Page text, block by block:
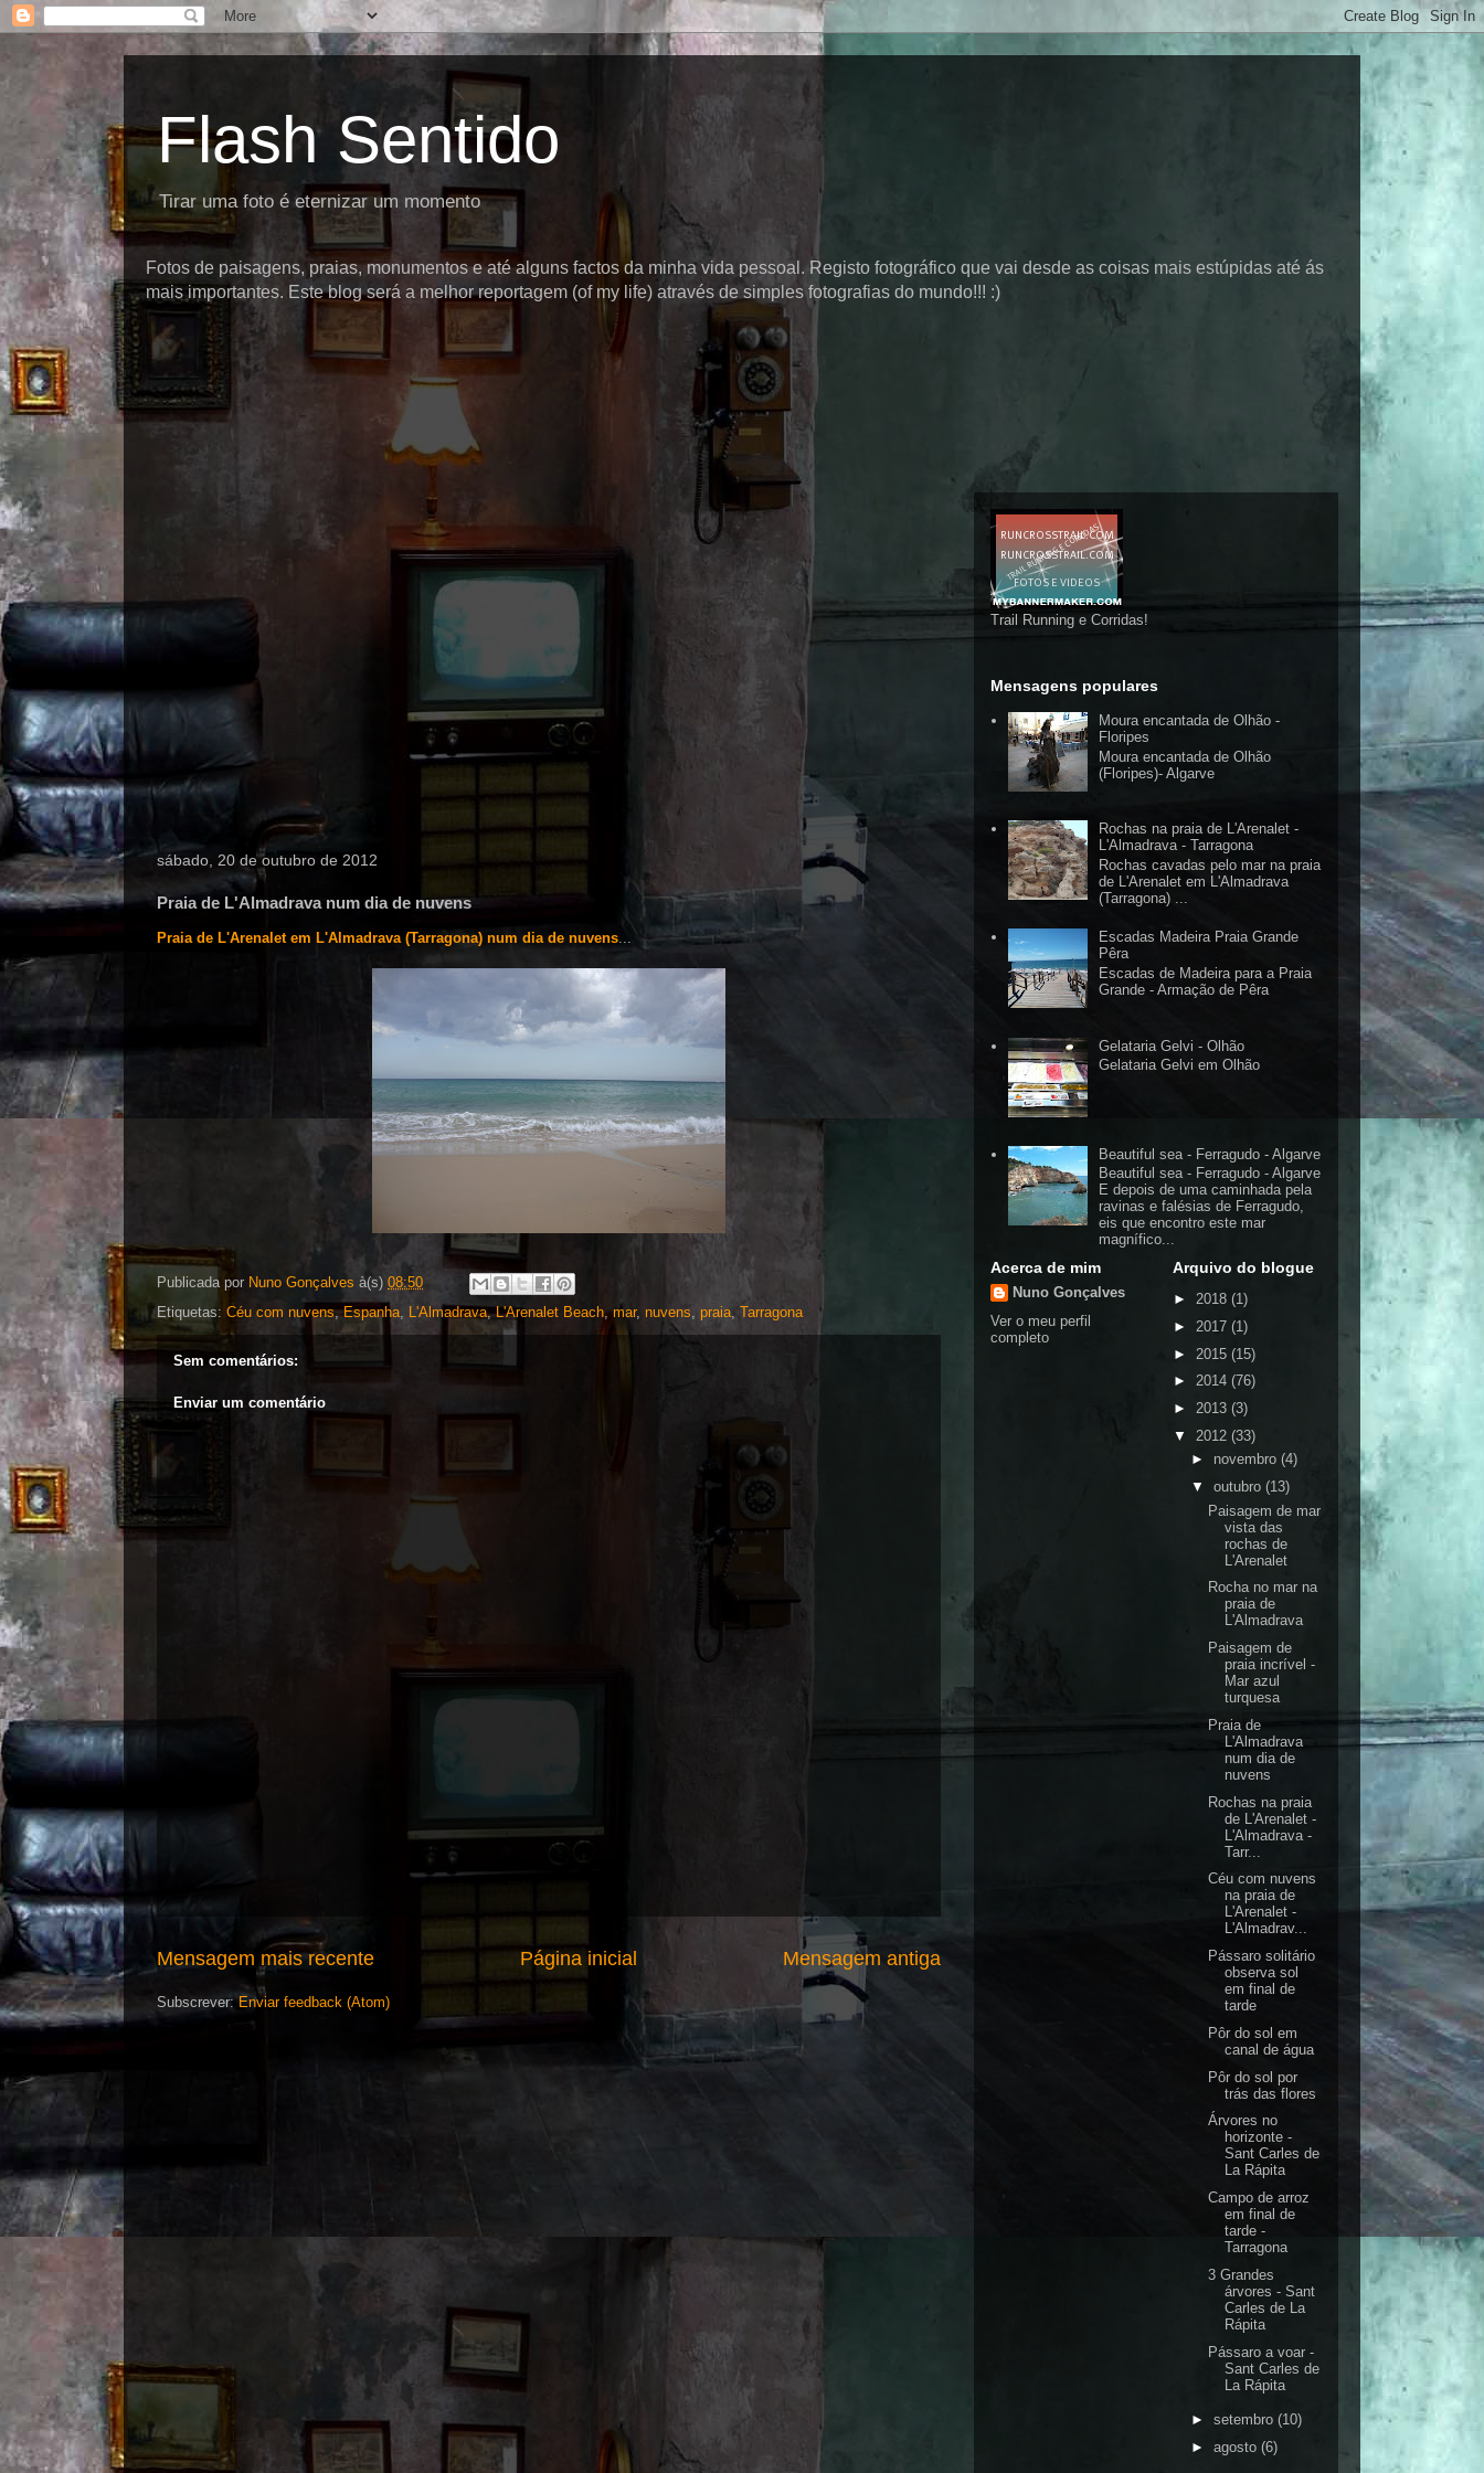
Flash Sentido
Tirar uma foto é eternizar um momento
Fotos de paisagens, praias, monumentos e até alguns factos da minha vida pessoal. Registo fotográfico que vai desde as coisas mais estúpidas até ás
mais importantes. Este blog será a melhor reportagem (of my life) através de simples fotografias do mundo!!! :)
sábado, 20 de outubro de 2012
Praia de L'Almadrava num dia de nuvens
Praia de L'Arenalet em L'Almadrava (Tarragona) num dia de nuvens...
Publicada por Nuno Gonçalves à(s) 08:50
Etiquetas: Céu com nuvens,Espanha, L'Almadrava,L'Arenalet Beach,mar, nuvens, praia, Tarragona
Sem comentários:
Enviar um comentário
Mensagem mais recente Mensagem antiga
Página inicial
Subscrever:Enviar feedback (Atom)
Trail Running e Corridas!
Mensagens populares
Moura encantada de Olhão -
Floripes
Moura encantada de Olhão
(Floripes)- Algarve
Rochas na praia de L'Arenalet -
L'Almadrava - Tarragona
Rochas cavadas pelo mar na praia
de L'Arenalet em L'Almadrava
(Tarragona) ...
Escadas Madeira Praia Grande
Pêra
Escadas de Madeira para a Praia
Grande - Armação de Pêra
Gelataria Gelvi - Olhão
Gelataria Gelvi em Olhão
Beautiful sea - Ferragudo - Algarve
Beautiful sea - Ferragudo - Algarve
E depois de uma caminhada pela
ravinas e falésias de Ferragudo,
eis que encontro este mar
magnífico...
Acerca de mim
Nuno Gonçalves
Ver o meu perfil
completo
Arquivo do blogue
► 2018 (1)
► 2017 (1)
► 2015 (15)
► 2014 (76)
► 2013 (3)
▼ 2012 (33)
► novembro (4)
▼ outubro (13)
Paisagem de mar
vista das
rochas de
L'Arenalet
Rocha no mar na
praia de
L'Almadrava
Paisagem de
praia incrível -
Mar azul
turquesa
Praia de
L'Almadrava
num dia de
nuvens
Rochas na praia
de L'Arenalet -
L'Almadrava -
Tarr...
Céu com nuvens
na praia de
L'Arenalet -
L'Almadrav...
Pássaro solitário
observa sol
em final de
tarde
Pôr do sol em
canal de água
Pôr do sol por
trás das flores
Árvores no
horizonte -
Sant Carles de
La Rápita
Campo de arroz
em final de
tarde -
Tarragona
3 Grandes
árvores - Sant
Carles de La
Rápita
Pássaro a voar -
Sant Carles de
La Rápita
► setembro (10)
► agosto (6)